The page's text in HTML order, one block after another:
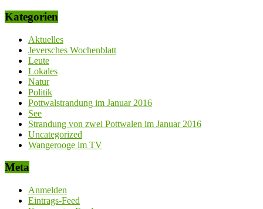
Kategorien
Aktuelles
Jeversches Wochenblatt
Leute
Lokales
Natur
Politik
Pottwalstrandung im Januar 2016
See
Strandung von zwei Pottwalen im Januar 2016
Uncategorized
Wangerooge im TV
Meta
Anmelden
Eintrags-Feed